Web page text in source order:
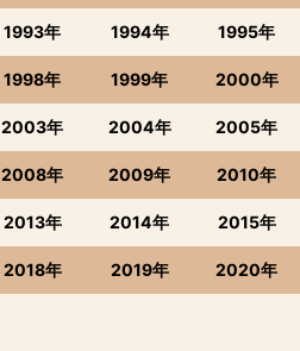
1993年 1994年 1995年
1998年 1999年 2000年
2003年 2004年 2005年
2008年 2009年 2010年
2013年 2014年 2015年
2018年 2019年 2020年